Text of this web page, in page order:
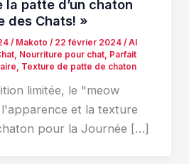
patte d’un chaton
des Chats! »
/ Makoto / 22 février 2024 /AI
, Nourriture pour chat, Parfait
Texture de patte de chaton
limitée, le "meow
et la texture
pour la Journée […]